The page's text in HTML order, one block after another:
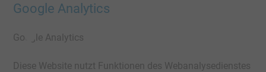
Google Analytics
Google Analytics
Diese Website nutzt Funktionen des Webanalysedienstes